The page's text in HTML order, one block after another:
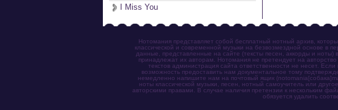
I Miss You
Нотомания представляет собой бесплатный нотный архив,
классической и современной музыки на безвозмездной основе в
данные, представленные на сайте (тексты песен, аккорды и
принадлежат их авторам. Нотомания не претендует на
текстов администрация сайта ответственности не несет.
возможность предоставить нам документальное тому
немедленно напишите нам на почтовый ящик
ноты классической музыки, песен, нотный самоучитель или
авторскими правами. В случае наличия претензии к нескольким
обязуется удалить